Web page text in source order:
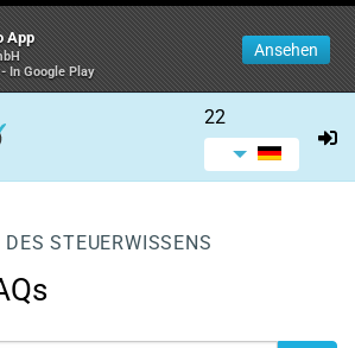
App
In Google Play
Ansehen
22
STEUERWISSENS